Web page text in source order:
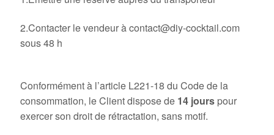
2.Contacter le vendeur à contact@diy-cocktail.com
sous 48 h
Conformément à l’article L221-18 du Code de la
consommation, le Client dispose de 14 jourspour
exercer son droit de rétractation, sans motif.